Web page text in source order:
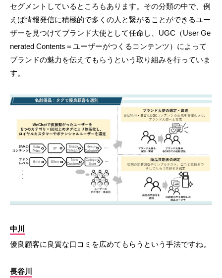
セグメントしているところもあります。その分類の中で、例
えば情報発信に積極的で多くの人と繋がることができるユー
ザーを見つけてブランド大使として任命し、UGC（User Ge
nerated Contents＝ユーザーがつくるコンテンツ）によって
ブランドの魅力を伝えてもらうという取り組みを行っていま
す。
中川
優良顧客に良質な口コミを広めてもらうという手法ですね。
長谷川